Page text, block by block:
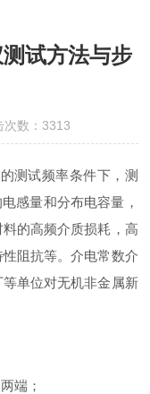
试方法与步
数：3313
试频率条件下，测
感量和分布电容量，
的高频介质损耗，高
阻抗等。介电常数介
单位对无机非金属新
端；